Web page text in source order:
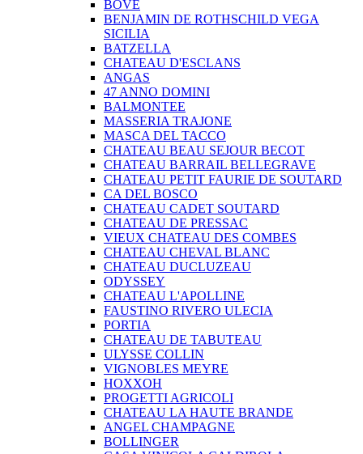
BOVE
BENJAMIN DE ROTHSCHILD VEGA
SICILIA
BATZELLA
CHATEAU D'ESCLANS
ANGAS
47 ANNO DOMINI
BALMONTEE
MASSERIA TRAJONE
MASCA DEL TACCO
CHATEAU BEAU SEJOUR BECOT
CHATEAU BARRAIL BELLEGRAVE
CHATEAU PETIT FAURIE DE SOUTARD
CA DEL BOSCO
CHATEAU CADET SOUTARD
CHATEAU DE PRESSAC
VIEUX CHATEAU DES COMBES
CHATEAU CHEVAL BLANC
CHATEAU DUCLUZEAU
ODYSSEY
CHATEAU L'APOLLINE
FAUSTINO RIVERO ULECIA
PORTIA
CHATEAU DE TABUTEAU
ULYSSE COLLIN
VIGNOBLES MEYRE
HOXXOH
PROGETTI AGRICOLI
CHATEAU LA HAUTE BRANDE
ANGEL CHAMPAGNE
BOLLINGER